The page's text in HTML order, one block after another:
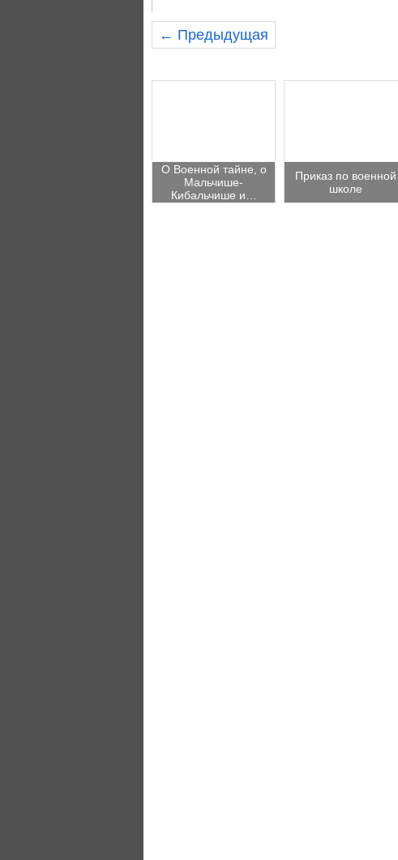
← Предыдущая
О Военной тайне, о
Мальчише-
Кибальчише и…
Приказ по военной
школе